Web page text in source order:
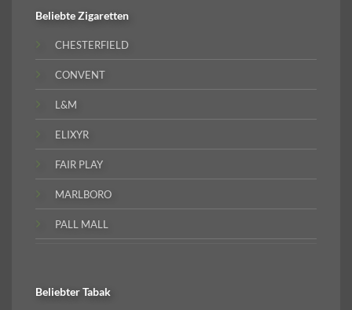
BeliebteZigaretten
CHESTERFIELD
CONVENT
L&M
ELIXYR
FAIR PLAY
MARLBORO
PALL MALL
BeliebterTabak